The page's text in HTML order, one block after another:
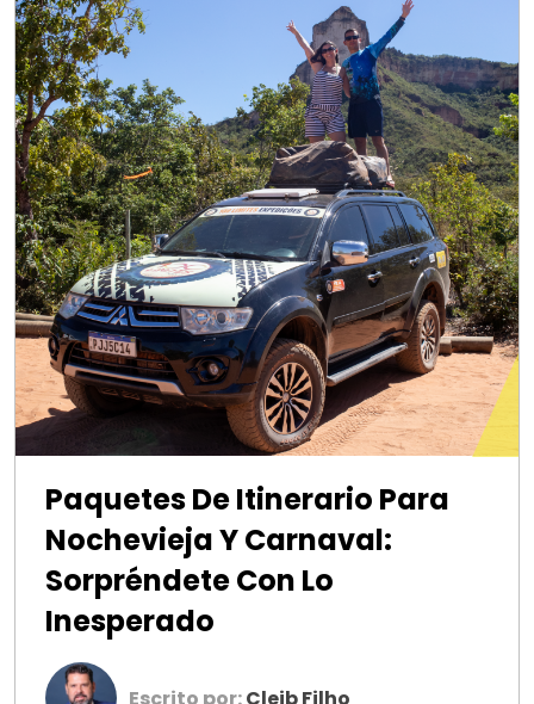
Paquetes De Itinerario Para
Nochevieja Y Carnaval:
Sorpréndete Con Lo
Inesperado